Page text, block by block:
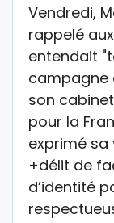
Vendredi,
rappelé
entendait
campagne
son
pour la
exprimé
+délit de
d’identité